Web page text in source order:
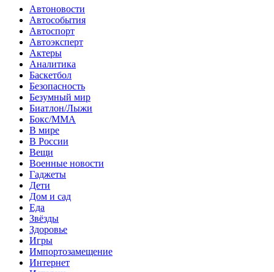
Автоновости
Автособытия
Автоспорт
Автоэксперт
Актеры
Аналитика
Баскетбол
Безопасность
Безумный мир
Биатлон/Лыжи
Бокс/MMA
В мире
В России
Вещи
Военные новости
Гаджеты
Дети
Дом и сад
Еда
Звёзды
Здоровье
Игры
Импортозамещение
Интернет